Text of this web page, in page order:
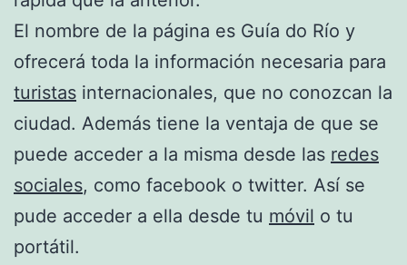
El nombre de la página es Guía do Río y
ofrecerá toda la información necesaria para
turistas internacionales, que no conozcan la
ciudad. Además tiene la ventaja de que se
puede acceder a la misma desde las redes
sociales, como facebook o twitter. Así se
pude acceder a ella desde tu móvil o tu
portátil.